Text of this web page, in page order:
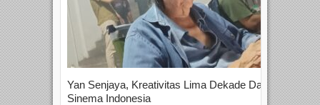
Yan Senjaya, Kreativitas Lima Dekade Dalam
Sinema Indonesia